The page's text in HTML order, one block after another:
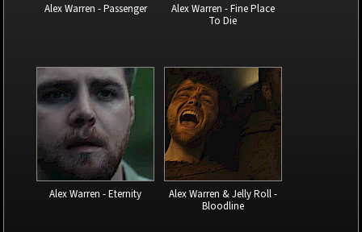
Alex Warren - Passenger
Alex Warren - Fine Place
To Die
Alex Warren - Eternity
Alex Warren & Jelly Roll -
Bloodline